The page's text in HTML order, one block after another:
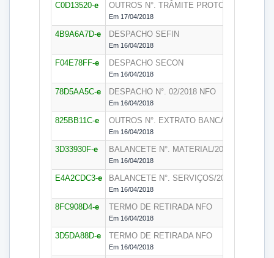
C0D13520-e OUTROS N°. TRÂMITE PROTOCOLO/2018
Em 17/04/2018
4B9A6A7D-e DESPACHO SEFIN
Em 16/04/2018
F04E78FF-e DESPACHO SECON
Em 16/04/2018
78D5AA5C-e DESPACHO N°. 02/2018 NFO
Em 16/04/2018
825BB11C-e OUTROS N°. EXTRATO BANCÁRIO/2018
Em 16/04/2018
3D33930F-e BALANCETE N°. MATERIAL/2018
Em 16/04/2018
E4A2CDC3-e BALANCETE N°. SERVIÇOS/2018
Em 16/04/2018
8FC908D4-e TERMO DE RETIRADA NFO
Em 16/04/2018
3D5DA88D-e TERMO DE RETIRADA NFO
Em 16/04/2018